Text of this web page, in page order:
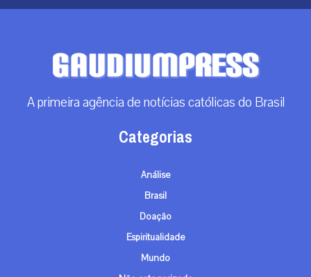
A primeira agência de notícias católicas do Brasil
Categorias
Análise
Brasil
Doação
Espiritualidade
Mundo